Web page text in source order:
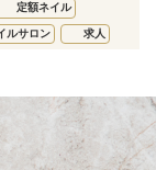
定額ネイル
ルサロン 求人